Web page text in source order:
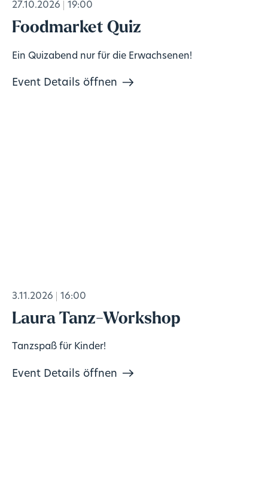
27.10.2026 19:00
Foodmarket Quiz
Ein Quizabend nur für die Erwachsenen!
Event Details öffnen
3.11.2026 16:00
Laura Tanz-Workshop
Tanzspaß für Kinder!
Event Details öffnen